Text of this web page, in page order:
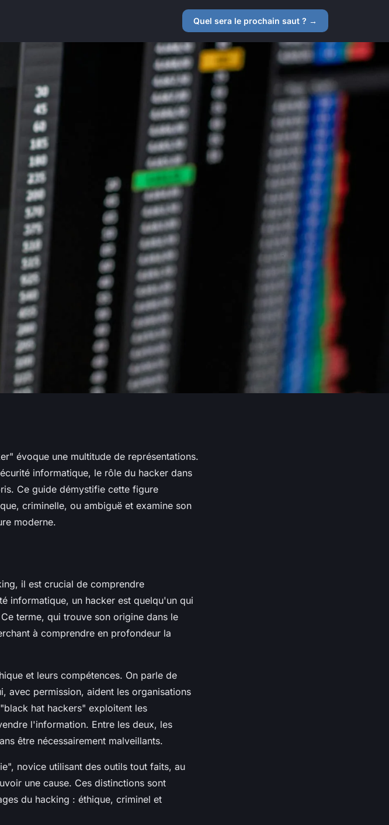
Quel sera le prochain saut ? →
évoque une multitude de représentations.
informatique, le rôle du hacker dans
Ce guide démystifie cette figure
criminelle, ou ambiguë et examine son
moderne.
il est crucial de comprendre
informatique, un hacker est quelqu'un qui
terme, qui trouve son origine dans le
à comprendre en profondeur la
et leurs compétences. On parle de
avec permission, aident les organisations
hat hackers" exploitent les
l'information. Entre les deux, les
être nécessairement malveillants.
novice utilisant des outils tout faits, au
une cause. Ces distinctions sont
du hacking : éthique, criminel et